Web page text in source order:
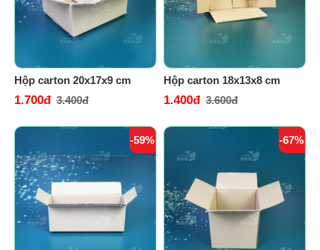
Hộp carton 20x17x9 cm
1.700đ 3.400đ
Hộp carton 18x13x8 cm
1.400đ 3.600đ
-59% -67%